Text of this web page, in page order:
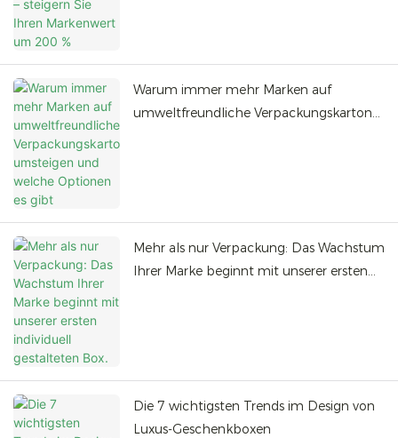
Warum immer mehr Marken auf
umweltfreundliche Verpackungskartons
Mehr als nur Verpackung: Das Wachstum
Ihrer Marke beginnt mit unserer ersten
Die 7 wichtigsten Trends im Design von
Luxus-Geschenkboxen